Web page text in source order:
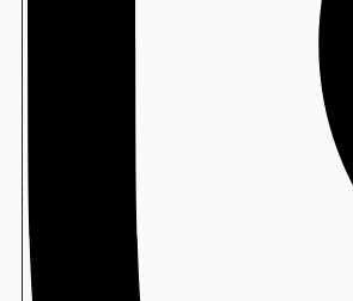
ミシン目付スパッシュフィルム